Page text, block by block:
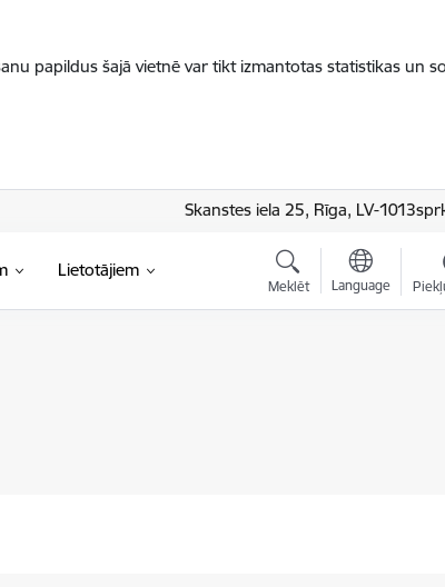
papildus šajā vietnē var tikt izmantotas statistikas un
Skanstes iela 25, Rīga, LV-1013
Lietotājiem
Meklēt Language